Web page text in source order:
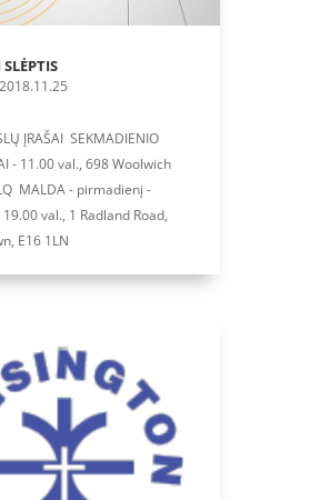
2018.11.25
ĮRAŠAI SEKMADIENIO
- 11.00 val., 698 Woolwich
MALDA - pirmadienį -
val., 1 Radland Road,
E16 1LN